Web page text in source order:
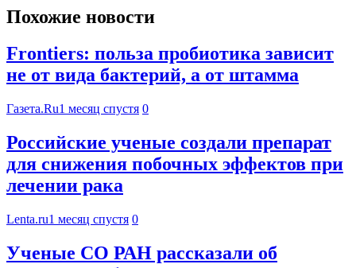
Похожие новости
Frontiers: польза пробиотика зависит
не от вида бактерий, а от штамма
Газета.Ru1 месяц спустя 0
Российские ученые создали препарат
для снижения побочных эффектов при
лечении рака
Lenta.ru1 месяц спустя 0
Ученые СО РАН рассказали об